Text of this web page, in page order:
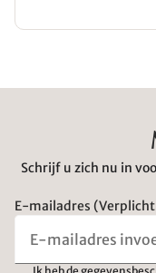
Schrijf u zich nu in
E-mailadres